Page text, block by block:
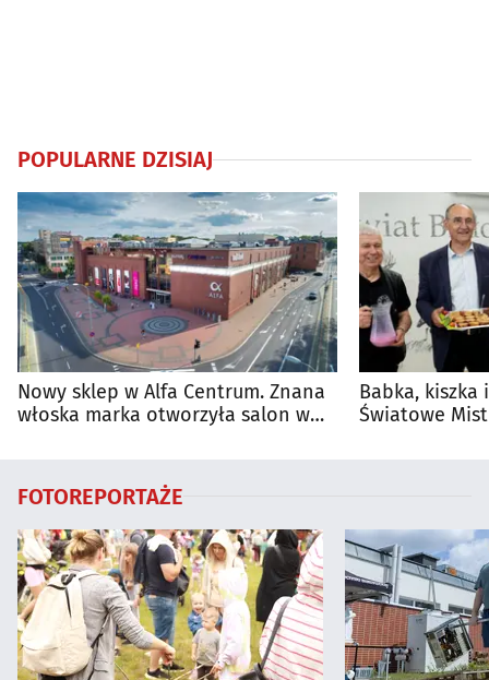
POPULARNE DZISIAJ
Nowy sklep w Alfa Centrum. Znana
włoska marka otworzyła salon w
Babka, kiszka
Światowe
FOTOREPORTAŻE